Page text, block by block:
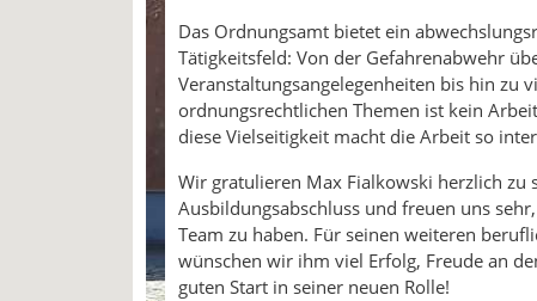
Das Ordnungsamt bietet ein
Tätigkeitsfeld: Von der Gefahrenabwehr
Veranstaltungsangelegenheiten bis hin zu
ordnungsrechtlichen Themen ist kein
diese Vielseitigkeit macht die Arbeit so
Wir gratulieren Max Fialkowski herzlich zu
Ausbildungsabschluss und freuen uns
Team zu haben. Für seinen weiteren
wünschen wir ihm viel Erfolg, Freude an
guten Start in seiner neuen Rolle!